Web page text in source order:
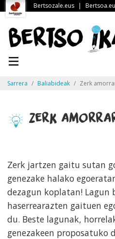
Bertsozale.eus |
Sarrera Baliabideak Zerk
Zerk
Zerk jartzen gaitu sutan
genezake halako
dezagun koplatan! Lagun
haserrearazten gaituen
du. Beste lagunak,
genezakeen proposatuko